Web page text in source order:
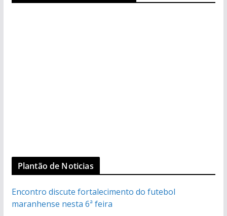
Plantão de Noticias
Encontro discute fortalecimento do futebol
maranhense nesta 6ª feira